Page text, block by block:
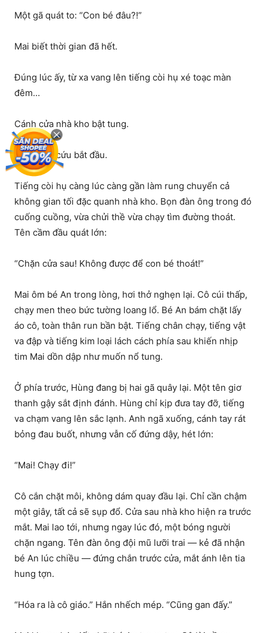
Một gã quát to: “Con bé đâu?!”
Mai biết thời gian đã hết.
Đúng lúc ấy, từ xa vang lên tiếng còi hụ xé toạc màn
đêm…
Cánh cửa nhà kho bật tung.
Cuộc giải cứu bắt đầu.
Tiếng còi hụ càng lúc càng gần làm rung chuyển cả
không gian tối đặc quanh nhà kho. Bọn đàn ông trong đó
cuống cuồng, vừa chửi thề vừa chạy tìm đường thoát.
Tên cầm đầu quát lớn:
“Chặn cửa sau! Không được để con bé thoát!”
Mai ôm bé An trong lòng, hơi thở nghẹn lại. Cô cúi thấp,
chạy men theo bức tường loang lổ. Bé An bám chặt lấy
áo cô, toàn thân run bần bật. Tiếng chân chạy, tiếng vật
va đập và tiếng kim loại lách cách phía sau khiến nhịp
tim Mai dồn dập như muốn nổ tung.
Ở phía trước, Hùng đang bị hai gã quây lại. Một tên giơ
thanh gậy sắt định đánh. Hùng chỉ kịp đưa tay đỡ, tiếng
va chạm vang lên sắc lạnh. Anh ngã xuống, cánh tay rát
bỏng đau buốt, nhưng vẫn cố đứng dậy, hét lớn:
“Mai! Chạy đi!”
Cô cắn chặt môi, không dám quay đầu lại. Chỉ cần chậm
một giây, tất cả sẽ sụp đổ. Cửa sau nhà kho hiện ra trước
mắt. Mai lao tới, nhưng ngay lúc đó, một bóng người
chặn ngang. Tên đàn ông đội mũ lưỡi trai — kẻ đã nhận
bé An lúc chiều — đứng chắn trước cửa, mắt ánh lên tia
hung tợn.
“Hóa ra là cô giáo.” Hắn nhếch mép. “Cũng gan đấy.”